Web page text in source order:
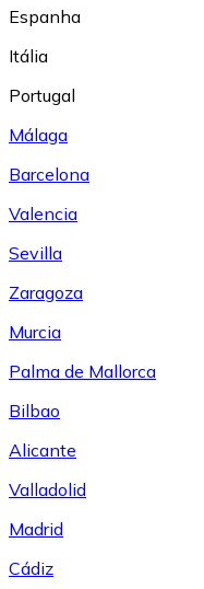
Espanha
Itália
Portugal
Málaga
Barcelona
Valencia
Sevilla
Zaragoza
Murcia
Palma de Mallorca
Bilbao
Alicante
Valladolid
Madrid
Cádiz